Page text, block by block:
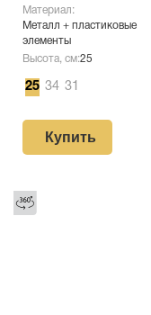
Материал:
Металл + пластиковые
элементы
Высота, см:25
25 34 31
Купить